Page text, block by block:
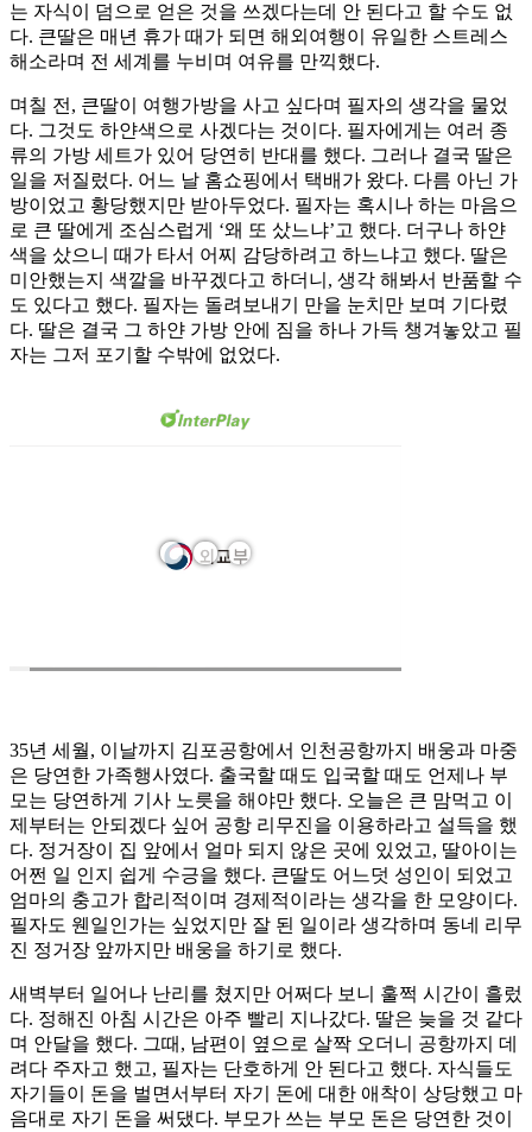
는 자식이 덤으로 얻은 것을 쓰겠다는데 안 된다고 할 수도 없
다. 큰딸은 매년 휴가 때가 되면 해외여행이 유일한 스트레스
해소라며 전 세계를 누비며 여유를 만끽했다.
며칠 전, 큰딸이 여행가방을 사고 싶다며 필자의 생각을 물었
다. 그것도 하얀색으로 사겠다는 것이다. 필자에게는 여러 종
류의 가방 세트가 있어 당연히 반대를 했다. 그러나 결국 딸은
일을 저질렀다. 어느 날 홈쇼핑에서 택배가 왔다. 다름 아닌 가
방이었고 황당했지만 받아두었다. 필자는 혹시나 하는 마음으
로 큰 딸에게 조심스럽게 ‘왜 또 샀느냐’고 했다. 더구나 하얀
색을 샀으니 때가 타서 어찌 감당하려고 하느냐고 했다. 딸은
미안했는지 색깔을 바꾸겠다고 하더니, 생각 해봐서 반품할 수
도 있다고 했다. 필자는 돌려보내기 만을 눈치만 보며 기다렸
다. 딸은 결국 그 하얀 가방 안에 짐을 하나 가득 챙겨놓았고 필
자는 그저 포기할 수밖에 없었다.
35년 세월, 이날까지 김포공항에서 인천공항까지 배웅과 마중
은 당연한 가족행사였다. 출국할 때도 입국할 때도 언제나 부
모는 당연하게 기사 노릇을 해야만 했다. 오늘은 큰 맘먹고 이
제부터는 안되겠다 싶어 공항 리무진을 이용하라고 설득을 했
다. 정거장이 집 앞에서 얼마 되지 않은 곳에 있었고, 딸아이는
어쩐 일 인지 쉽게 수긍을 했다. 큰딸도 어느덧 성인이 되었고
엄마의 충고가 합리적이며 경제적이라는 생각을 한 모양이다.
필자도 웬일인가는 싶었지만 잘 된 일이라 생각하며 동네 리무
진 정거장 앞까지만 배웅을 하기로 했다.
새벽부터 일어나 난리를 쳤지만 어쩌다 보니 훌쩍 시간이 흘렀
다. 정해진 아침 시간은 아주 빨리 지나갔다. 딸은 늦을 것 같다
며 안달을 했다. 그때, 남편이 옆으로 살짝 오더니 공항까지 데
려다 주자고 했고, 필자는 단호하게 안 된다고 했다. 자식들도
자기들이 돈을 벌면서부터 자기 돈에 대한 애착이 상당했고 마
음대로 자기 돈을 써댔다. 부모가 쓰는 부모 돈은 당연한 것이